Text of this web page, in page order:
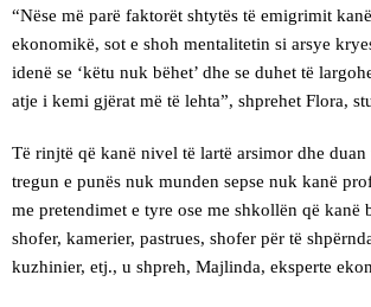
“Nëse më parë faktorët shtytës të emigrimit
ekonomikë, sot e shoh mentalitetin si arsye
idenë se ‘këtu nuk bëhet’ dhe se duhet të
atje i kemi gjërat më të lehta”, shprehet Flora,
Të rinjtë që kanë nivel të lartë arsimor dhe duan
tregun e punës nuk munden sepse nuk kanë
me pretendimet e tyre ose me shkollën që kanë
shofer, kamerier, pastrues, shofer për të
kuzhinier, etj., u shpreh, Majlinda, eksperte